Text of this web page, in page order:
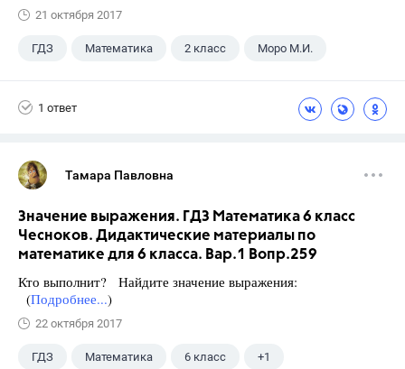
21 октября 2017
ГДЗ Математика 2 класс Моро М.И.
1 ответ
Тамара Павловна
Значение выражения. ГДЗ Математика 6 класс
Чесноков. Дидактические материалы по
математике для 6 класса. Вар.1 Вопр.259
Кто выполнит? Найдите значение выражения:
(Подробнее...)
22 октября 2017
ГДЗ Математика 6 класс +1